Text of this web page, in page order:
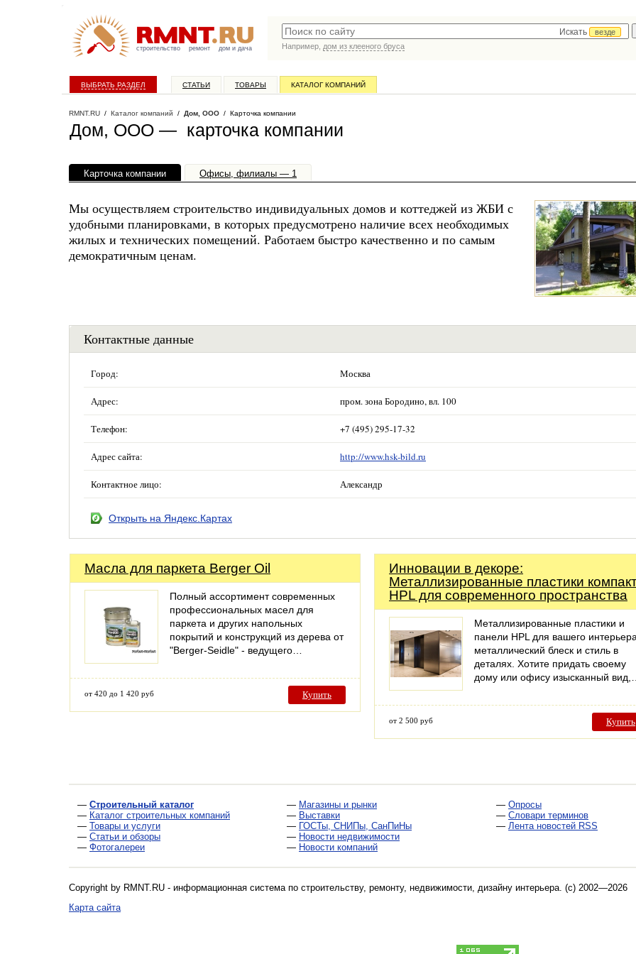
строительство ремонт дом и дача
Искать
везде
Например, дом из клееного бруса
ВЫБРАТЬ РАЗДЕЛ СТАТЬИ ТОВАРЫ КАТАЛОГ КОМПАНИЙ
RMNT.RU / Каталог компаний / Дом, ООО / Карточка компании
Дом, ООО — карточка компании
Карточка компании Офисы, филиалы — 1
Мы осуществляем строительство индивидуальных домов и коттеджей из ЖБИ с
удобными планировками, в которых предусмотрено наличие всех необходимых
жилых и технических помещений. Работаем быстро качественно и по самым
демократичным ценам.
Контактные данные
Город: Москва
Адрес: пром. зона Бородино, вл. 100
Телефон: +7 (495) 295-17-32
Адрес сайта: http://www.hsk-bild.ru
Контактное лицо: Александр
Открыть на Яндекс.Картах
Масла для паркета Berger Oil
Полный ассортимент современных
профессиональных масел для
паркета и других напольных
покрытий и конструкций из дерева от
"Berger-Seidle" - ведущего…
от 420 до 1 420 руб Купить
Инновации в декоре:
Металлизированные пластики
HPL для современного пространства
Металлизированные пластики и
панели HPL для вашего
металлический блеск и стиль в
деталях. Хотите придать своему
дому или офису изысканный
от 2 500 руб Купить
— Строительный каталог
— Каталог строительных компаний
— Товары и услуги
— Статьи и обзоры
— Фотогалереи
— Магазины и рынки
— Выставки
— ГОСТы, СНИПы, СанПиНы
— Новости недвижимости
— Новости компаний
— Опросы
— Словари терминов
— Лента новостей RSS
Copyright by RMNT.RU - информационная система по строительству, ремонту, недвижимости, дизайну интерьера. (c) 2002—2026
Карта сайта